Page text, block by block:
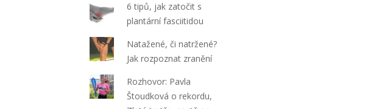
6 tipů, jak zatočit s
plantární fasciitidou
Natažené, či natržené?
Jak rozpoznat zranění
Rozhovor: Pavla
Štoudková o rekordu,